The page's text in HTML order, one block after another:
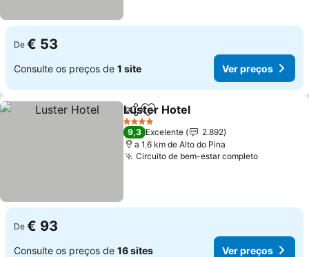
De € 53
Consulte os preços de 1 site Ver preços
PartilharAdicionar aos favoritos
Luster Hotel
4 Estrelas
9,3 Excelente
2.892
a 1.6 km de Alto do Pina
Circuito de bem-estar completo
De € 93
Consulte os preços de 16 sites Ver preços